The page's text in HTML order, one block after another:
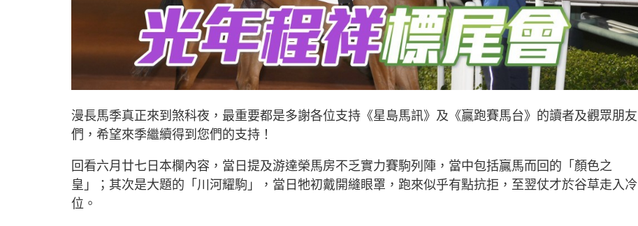
漫長馬季真正來到煞科夜，最重要都是多謝各位支持《星島馬訊》及《贏跑賽馬台》的讀者及觀眾朋友
們，希望來季繼續得到您們的支持！
回看六月廿七日本欄內容，當日提及游達榮馬房不乏實力賽駒列陣，當中包括贏馬而回的「顏色之
皇」；其次是大題的「川河耀駒」，當日牠初戴開縫眼罩，跑來似乎有點抗拒，至翌仗才於谷草走入冷
位。